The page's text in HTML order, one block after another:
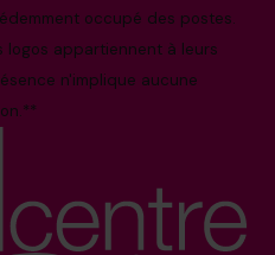
occupé des postes.
logos appartiennent à leurs
n'implique aucune